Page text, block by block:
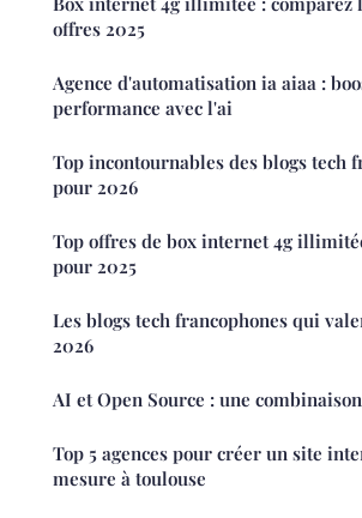
offres 2025
Agence d'automatisation ia aiaa :
performance avec l'ai
Top incontournables des blogs tech
pour 2026
Top offres de box internet 4g
pour 2025
Les blogs tech francophones qui
2026
AI et Open Source : une
Top 5 agences pour créer un site
mesure à toulouse